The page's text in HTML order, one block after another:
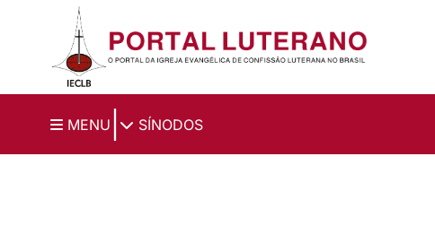
Ir para o conteúdo principal
MENU SÍNODOS